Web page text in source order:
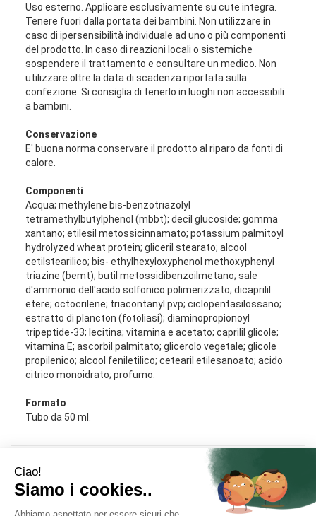
Uso esterno. Applicare esclusivamente su cute integra.
Tenere fuori dalla portata dei bambini. Non utilizzare in
caso di ipersensibilità individuale ad uno o più componenti
del prodotto. In caso di reazioni locali o sistemiche
sospendere il trattamento e consultare un medico. Non
utilizzare oltre la data di scadenza riportata sulla
confezione. Si consiglia di tenerlo in luoghi non accessibili
a bambini.
Conservazione
E' buona norma conservare il prodotto al riparo da fonti di
calore.
Componenti
Acqua; methylene bis-benzotriazolyl
tetramethylbutylphenol (mbbt); decil glucoside; gomma
xantano; etilesil metossicinnamato; potassium palmitoyl
hydrolyzed wheat protein; gliceril stearato; alcool
cetilstearilico; bis- ethylhexyloxyphenol methoxyphenyl
triazine (bemt); butil metossidibenzoilmetano; sale
d'ammonio dell'acido solfonico polimerizzato; dicaprilil
etere; octocrilene; triacontanyl pvp; ciclopentasilossano;
estratto di plancton (fotoliasi); diaminopropionoyl
tripeptide-33; lecitina; vitamina e acetato; caprilil glicole;
vitamina E; ascorbil palmitato; glicerolo vegetale; glicole
propilenico; alcool feniletilico; cetearil etilesanoato; acido
citrico monoidrato; profumo.
Formato
Tubo da 50 ml.
Link Veloci